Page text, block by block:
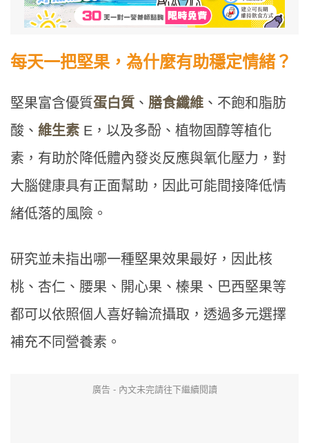
每天一把堅果，為什麼有助穩定情緒？
堅果富含優質蛋白質 、 膳食纖維 、不飽和脂肪
酸、 維生素 E，以及多酚、植物固醇等植化
素，有助於降低體內發炎反應與氧化壓力，對
大腦健康具有正面幫助，因此可能間接降低情
緒低落的風險。
研究並未指出哪一種堅果效果最好，因此核
桃、杏仁、腰果、開心果、榛果、巴西堅果等
都可以依照個人喜好輪流攝取，透過多元選擇
補充不同營養素。
廣告 - 內文未完請往下繼續閱讀